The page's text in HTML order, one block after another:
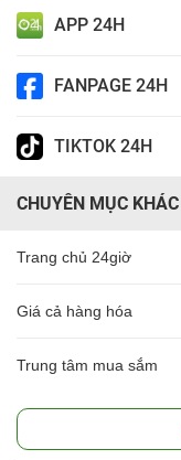
APP 24H
FANPAGE 24H
TIKTOK 24H
CHUYÊN MỤC KHÁC
Trang chủ 24giờ
Giá cả hàng hóa
Trung tâm mua sắm